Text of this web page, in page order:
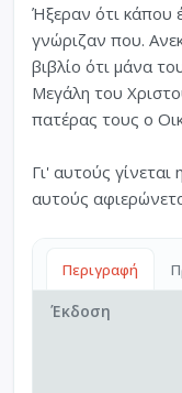
Ήξεραν ότι κάπου
γνώριζαν που.
βιβλίο ότι μάνα
Μεγάλη του
πατέρας τους ο
Γι' αυτούς
αυτούς
Περιγραφή
Έκδοση